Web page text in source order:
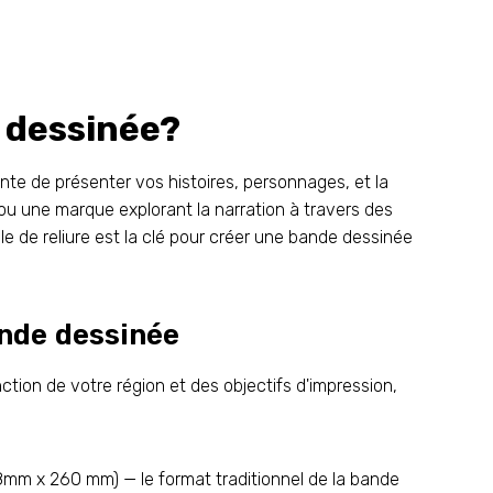
de présenter vos histoires, personnages, et la
une marque explorant la narration à travers des
de reliure est la clé pour créer une bande dessinée
dessinée
de votre région et des objectifs d'impression,
x 260 mm) — le format traditionnel de la bande